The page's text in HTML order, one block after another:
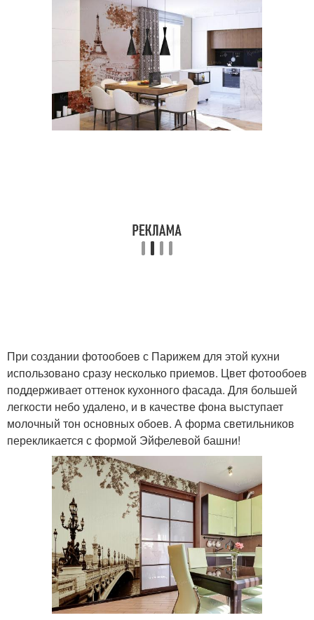
При создании фотообоев с Парижем для этой кухни
использовано сразу несколько приемов. Цвет фотообоев
поддерживает оттенок кухонного фасада. Для большей
легкости небо удалено, и в качестве фона выступает
молочный тон основных обоев. А форма светильников
перекликается с формой Эйфелевой башни!